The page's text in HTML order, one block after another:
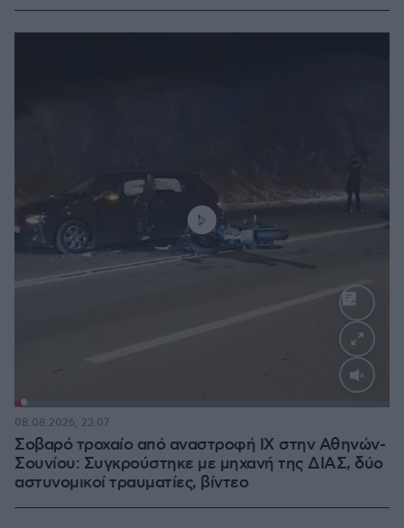
Σοβαρό τροχαίο από αναστροφή ΙΧ στην Αθηνών-
Σουνίου: Συγκρούστηκε με μηχανή της ΔΙΑΣ, δύο
αστυνομικοί τραυματίες, βίντεο
08.08.2026, 23:07